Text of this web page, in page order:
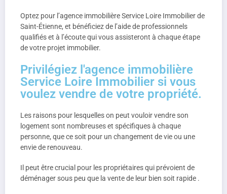
Optez pour l’agence immobilière Service Loire Immobilier de
Saint-Étienne, et bénéficiez de l’aide de professionnels
qualifiés et à l’écoute qui vous assisteront à chaque étape
de votre projet immobilier.
Privilégiez l'agence immobilière
Service Loire Immobilier si vous
voulez vendre de votre propriété.
Les raisons pour lesquelles on peut vouloir vendre son
logement sont nombreuses et spécifiques à chaque
personne, que ce soit pour un changement de vie ou une
envie de renouveau.
Il peut être crucial pour les propriétaires qui prévoient de
déménager sous peu que la vente de leur bien soit rapide .